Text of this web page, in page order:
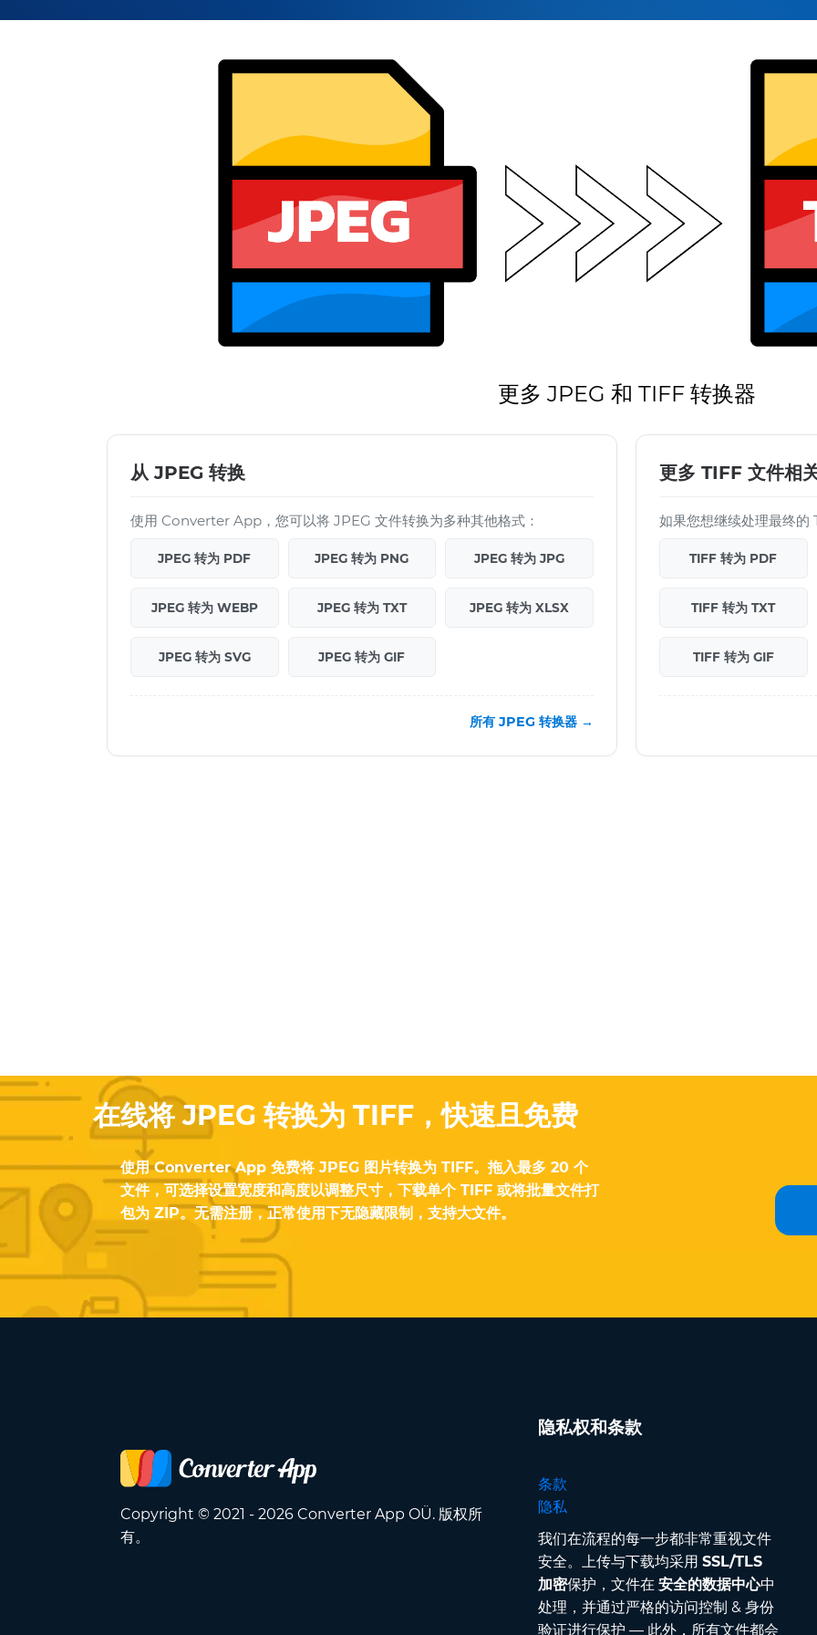
更多 JPEG 和 TIFF 转换器
从 JPEG 转换
使用 Converter App，您可以将 JPEG 文件转换为多种其他格式：
JPEG 转为 PDF JPEG 转为 PNG JPEG 转为 JPG
JPEG 转为 WEBP JPEG 转为 TXT JPEG 转为 XLSX
JPEG 转为 SVG JPEG 转为 GIF
所有 JPEG 转换器 →
更多 TIFF 文件相
如果您想继续处理最终的
TIFF 转为 PDF
TIFF 转为 TXT
TIFF 转为 GIF
在线将 JPEG 转换为 TIFF，快速且免费
使用 Converter App 免费将 JPEG 图片转换为 TIFF。拖入最多 20 个
文件，可选择设置宽度和高度以调整尺寸，下载单个 TIFF 或将批量文件打
包为 ZIP。无需注册，正常使用下无隐藏限制，支持大文件。
Copyright © 2021 - 2026 Converter App OÜ. 版权所
有。
隐私权和条款
条款
隐私
我们在流程的每一步都非常重视文件
安全。上传与下载均采用 SSL/TLS
加密保护，文件在 安全的数据中心中
处理，并通过严格的访问控制 & 身份
验证进行保护 — 此外，所有文件都会